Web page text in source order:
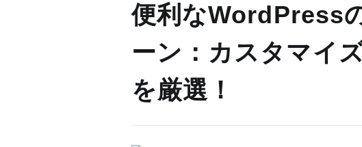
便利なWordPress
ーン：カスタマイ
を厳選！